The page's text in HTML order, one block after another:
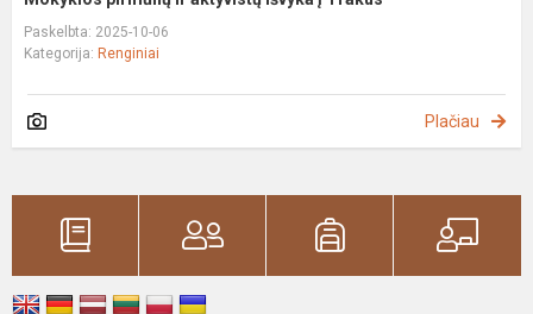
Paskelbta: 2025-10-06
Kategorija: Renginiai
Plačiau